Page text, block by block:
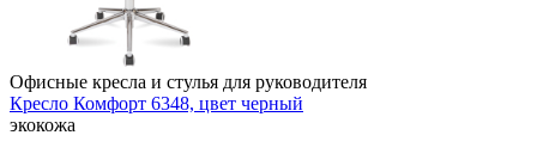
Офисные кресла и стулья для руководителя
Кресло Комфорт 6348, цвет черный
экокожа